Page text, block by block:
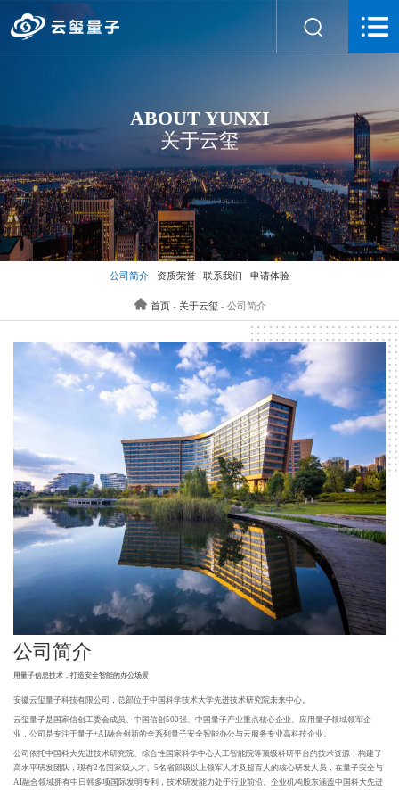
ABOUT YUNXI
关于云玺
公司简介 资质荣誉 联系我们 申请体验
首页- 关于云玺- 公司简介
公司简介
用量子信息技术，打造安全智能的办公场景
安徽云玺量子科技有限公司，总部位于中国科学技术大学先进技术研究院未来中心。
云玺量子是国家信创工委会成员、中国信创500强、中国量子产业重点核心企业、应用量子领域领军企
业，公司是专注于量子+AI融合创新的全系列量子安全智能办公与云服务专业高科技企业。
公司依托中国科大先进技术研究院、综合性国家科学中心人工智能院等顶级科研平台的技术资源，构建了
高水平研发团队，现有2名国家级人才、5名省部级以上领军人才及超百人的核心研发人员，在量子安全与
AI融合领域拥有中日韩多项国际发明专利，技术研发能力处于行业前沿。企业机构股东涵盖中国科大先进